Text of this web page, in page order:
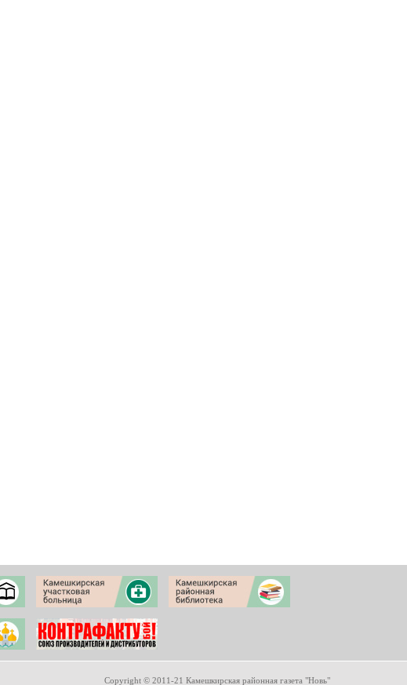
Copyright © 2011-21 Камешкирская районная газета "Новь"